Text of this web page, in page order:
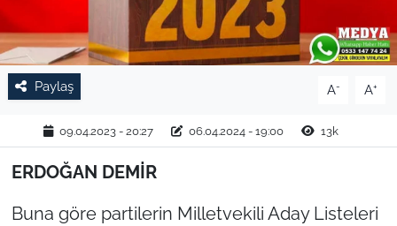
Paylaş A- A+
09.04.2023 - 20:27 06.04.2024 - 19:00 13k
ERDOĞAN DEMİR
Buna göre partilerin Milletvekili Aday Listeleri
KÜLTÜR SANAT
RESMİ İLAN
SPOR
YAŞAM